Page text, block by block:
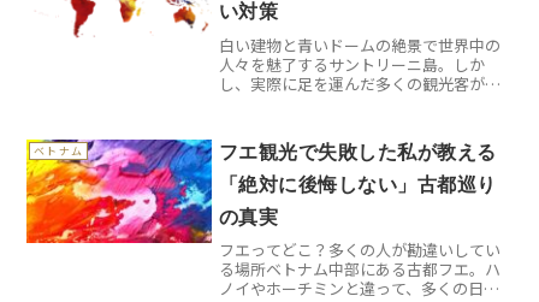
い対策
白い建物と青いドームの絶景で世界中の
人々を魅了するサントリーニ島。しか
し、実際に足を運んだ多くの観光客が
問時は期待と現実のギャップに戸惑いま
した。今回は、そんな失敗談を...
ベトナム
フエ観光で失敗した私が教える
「絶対に後悔しない」古都巡り
の真実
フエってどこ？多くの人が勘違いしてい
る場所ベトナム中部にある古都フエ。ハ
ノイやホーチミンと違って、多くの日本